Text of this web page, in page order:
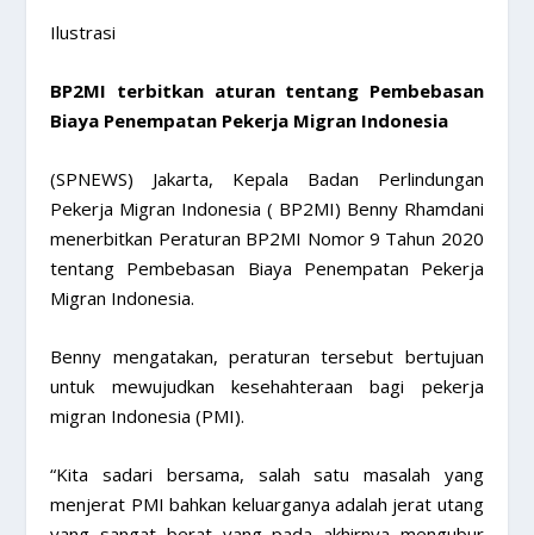
Ilustrasi
BP2MI terbitkan aturan tentang Pembebasan
Biaya Penempatan Pekerja Migran Indonesia
(SPNEWS) Jakarta, Kepala Badan Perlindungan
Pekerja Migran Indonesia ( BP2MI) Benny Rhamdani
menerbitkan Peraturan BP2MI Nomor 9 Tahun 2020
tentang Pembebasan Biaya Penempatan Pekerja
Migran Indonesia.
Benny mengatakan, peraturan tersebut bertujuan
untuk mewujudkan kesehahteraan bagi pekerja
migran Indonesia (PMI).
“Kita sadari bersama, salah satu masalah yang
menjerat PMI bahkan keluarganya adalah jerat utang